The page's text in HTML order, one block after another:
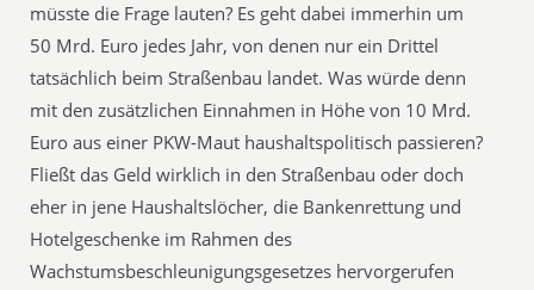
müsste die Frage lauten? Es geht dabei immerhin um
50 Mrd. Euro jedes Jahr, von denen nur ein Drittel
tatsächlich beim Straßenbau landet. Was würde denn
mit den zusätzlichen Einnahmen in Höhe von 10 Mrd.
Euro aus einer PKW-Maut haushaltspolitisch passieren?
Fließt das Geld wirklich in den Straßenbau oder doch
eher in jene Haushaltslöcher, die Bankenrettung und
Hotelgeschenke im Rahmen des
Wachstumsbeschleunigungsgesetzes hervorgerufen